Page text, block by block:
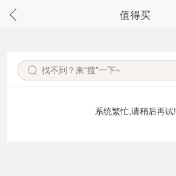
请通过微信或支付宝搜“奇兔客小程序”访问
值得买
系统繁忙,请稍后再试!